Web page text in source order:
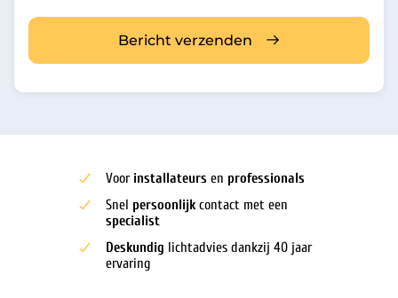
Bericht verzenden
Voor installateurs en professionals
Snel persoonlijk contact met een
specialist
Deskundig lichtadvies dankzij 40 jaar
ervaring